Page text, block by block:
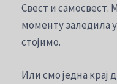
Свест и самосвест.
моменту заледила
стојимо.
Или смо једна крај